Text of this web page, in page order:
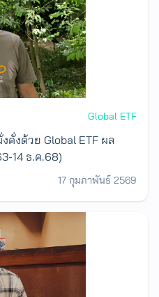
Global ETF
คั่งด้วย Global ETF ผล
14 ธ.ค.68)
17 กุมภาพันธ์ 2569